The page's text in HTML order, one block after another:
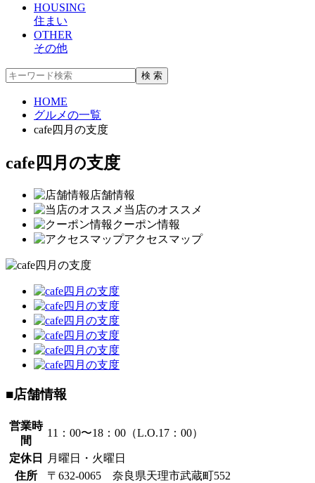
HOUSING
住まい
OTHER
その他
HOME
グルメの一覧
cafe四月の支度
cafe四月の支度
店舗情報
当店のオススメ
クーポン情報
アクセスマップ
■店舗情報
営業時
間
11：00〜18：00（L.O.17：00）
定休日
月曜日・火曜日
住所
〒632-0065 奈良県天理市武蔵町552